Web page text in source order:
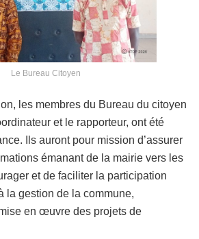
Le Bureau Citoyen
les membres du Bureau du citoyen
et le rapporteur, ont été
Ils auront pour mission d’assurer
émanant de la mairie vers les
et de faciliter la participation
la gestion de la commune,
en œuvre des projets de